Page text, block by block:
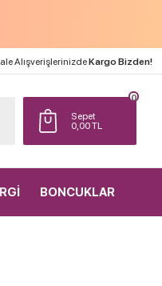
AlışverişlerinizdeKargo Bizden!
Sepet
0,00TL
0
BONCUKLAR